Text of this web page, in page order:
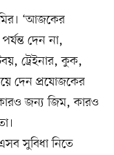
‘আজকের
দেন না,
ট্রেইনার, কুক,
দেন প্রযোজকের
জন্য জিম, কারও
সুবিধা নিতে